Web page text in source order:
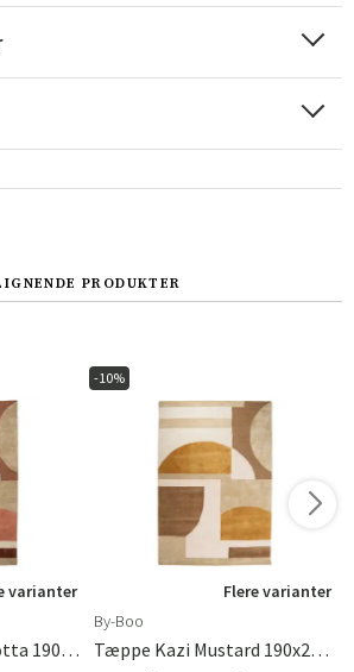
Suomi
PRODUKTER
varianter
Tæppe Kazi Terracotta 190x290 Cm
-10%
Flere varianter
By-Boo
Tæppe Kazi Mustard 190x290 Cm